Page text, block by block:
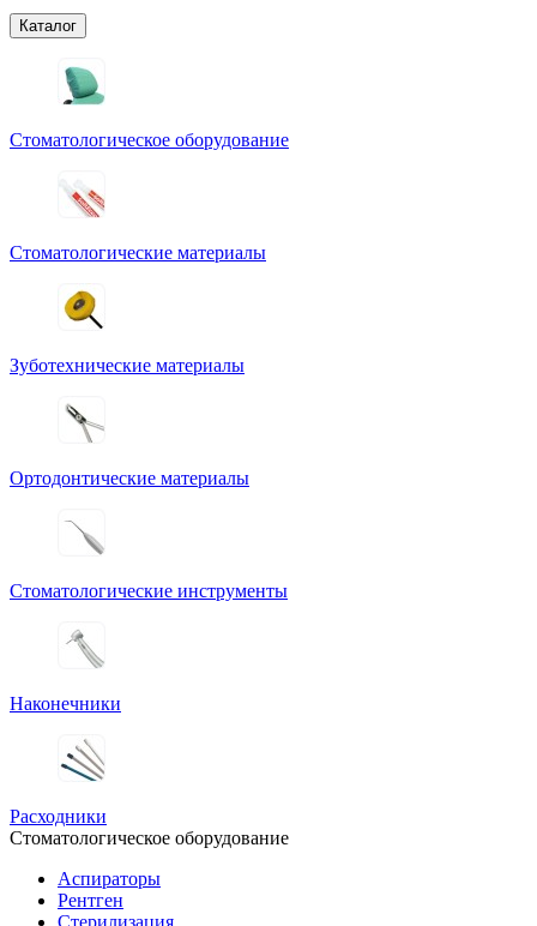
Каталог
Стоматологическое оборудование
Стоматологические материалы
Зуботехнические материалы
Ортодонтические материалы
Стоматологические инструменты
Наконечники
Расходники
Стоматологическое оборудование
Аспираторы
Рентген
Стерилизация